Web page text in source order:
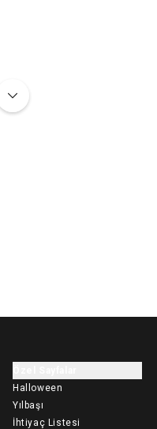
Halloween
Yılbaşı
İhtiyaç Listesi